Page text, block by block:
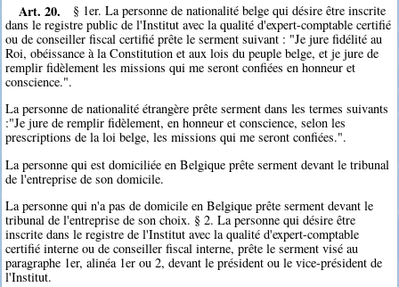
Art. 20.
§ 1er. La personne de nationalité belge qui désire être inscrite
dans le registre public de l'Institut avec la qualité d'expert-comptable certifié
ou de conseiller fiscal certifié prête le serment suivant : "Je jure fidélité au
Roi, obéissance à la Constitution et aux lois du peuple belge, et je jure de
remplir fidèlement les missions qui me seront confiées en honneur et
conscience.".
La personne de nationalité étrangère prête serment dans les termes suivants
:"Je jure de remplir fidèlement, en honneur et conscience, selon les
prescriptions de la loi belge, les missions qui me seront confiées.".
La personne qui est domiciliée en Belgique prête serment devant le tribunal
de l'entreprise de son domicile.
La personne qui n'a pas de domicile en Belgique prête serment devant le
tribunal de l'entreprise de son choix. § 2. La personne qui désire être
inscrite dans le registre de l'Institut avec la qualité d'expert-comptable
certifié interne ou de conseiller fiscal interne, prête le serment visé au
paragraphe 1er, alinéa 1er ou 2, devant le président ou le vice-président de
l'Institut.